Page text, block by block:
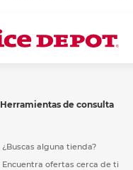
Herramientas de consulta
¿Buscas alguna tienda?
Encuentra ofertas cerca de ti